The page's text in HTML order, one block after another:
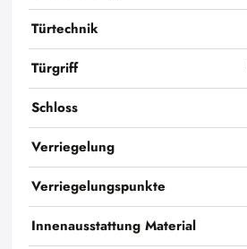
Türtechnik
Türgriff
Schloss
Verriegelung
Verriegelungspunkte
Innenausstattung Material